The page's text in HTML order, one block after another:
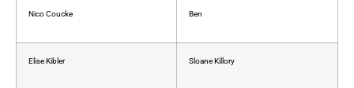
Nico Coucke Ben
Elise Kibler Sloane Killory